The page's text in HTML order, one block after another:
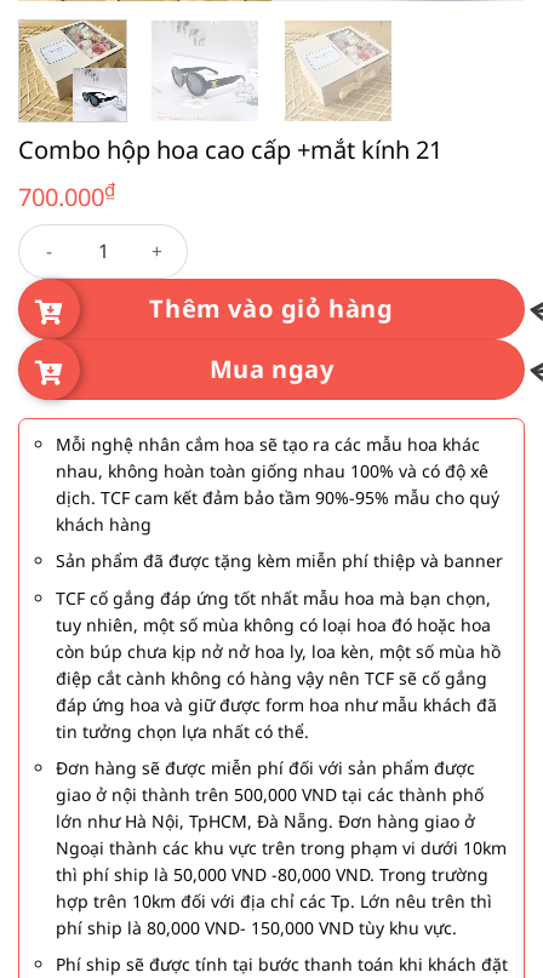
Combo hộp hoa cao cấp +mắt kính 21
700.000₫
Combo hộp hoa cao cấp +mắt kính 21 số lượng
Thêm vào giỏ hàng
Mua ngay
Mỗi nghệ nhân cắm hoa sẽ tạo ra các mẫu hoa khác
nhau, không hoàn toàn giống nhau 100% và có độ xê
dịch. TCF cam kết đảm bảo tầm 90%-95% mẫu cho quý
khách hàng
Sản phẩm đã được tặng kèm miễn phí thiệp và banner
TCF cố gắng đáp ứng tốt nhất mẫu hoa mà bạn chọn,
tuy nhiên, một số mùa không có loại hoa đó hoặc hoa
còn búp chưa kịp nở nở hoa ly, loa kèn, một số mùa hồ
điệp cắt cành không có hàng vậy nên TCF sẽ cố gắng
đáp ứng hoa và giữ được form hoa như mẫu khách đã
tin tưởng chọn lựa nhất có thể.
Đơn hàng sẽ được miễn phí đối với sản phẩm được
giao ở nội thành trên 500,000 VND tại các thành phố
lớn như Hà Nội, TpHCM, Đà Nẵng. Đơn hàng giao ở
Ngoại thành các khu vực trên trong phạm vi dưới 10km
thì phí ship là 50,000 VND -80,000 VND. Trong trường
hợp trên 10km đối với địa chỉ các Tp. Lớn nêu trên thì
phí ship là 80,000 VND- 150,000 VND tùy khu vực.
Phí ship sẽ được tính tại bước thanh toán khi khách đặt